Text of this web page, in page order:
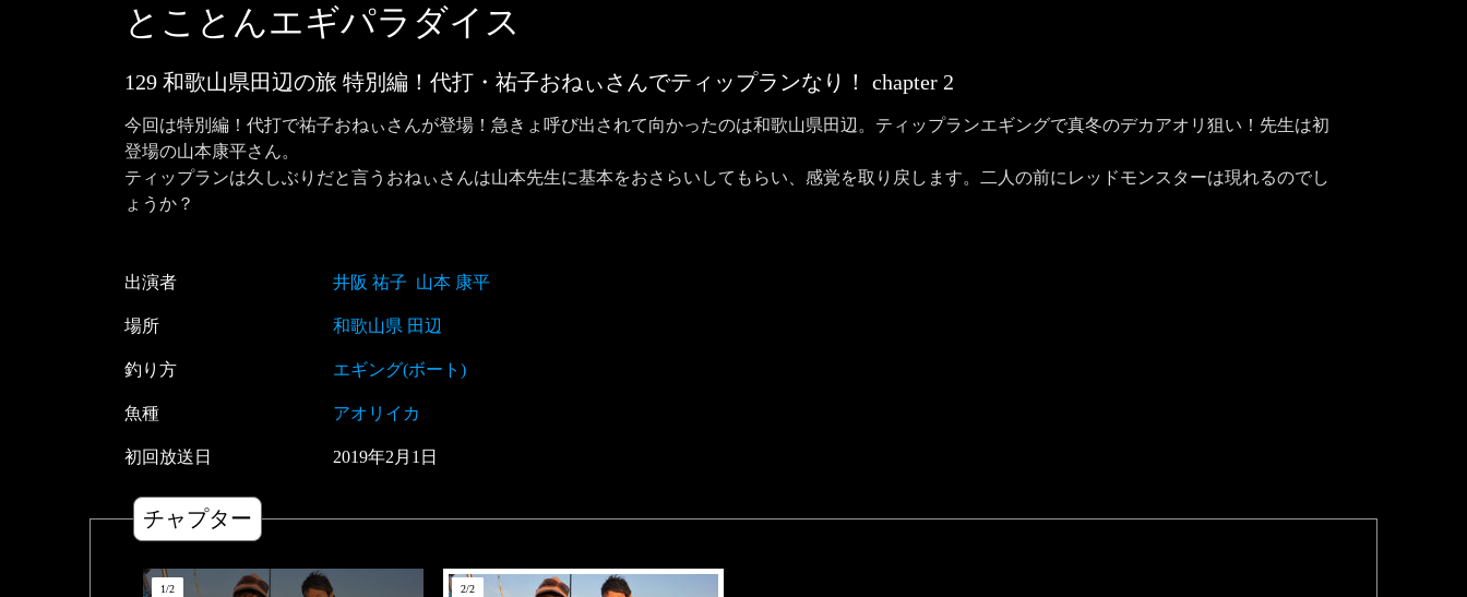
とことんエギパラダイス
129 和歌山県田辺の旅 特別編！代打・祐子おねぃさんでティップランなり！ chapter 2
今回は特別編！代打で祐子おねぃさんが登場！急きょ呼び出されて向かったのは和歌山県田辺。ティップランエギングで真冬のデカアオリ狙い！先生は初
登場の山本康平さん。
ティップランは久しぶりだと言うおねぃさんは山本先生に基本をおさらいしてもらい、感覚を取り戻します。二人の前にレッドモンスターは現れるのでし
ょうか？
出演者 井阪 祐子 山本 康平
場所 和歌山県 田辺
釣り方 エギング(ボート)
魚種 アオリイカ
初回放送日 2019年2 月 1 日
チャプター
1/2 2/2